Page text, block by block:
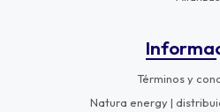
Términos y
Natura energy |